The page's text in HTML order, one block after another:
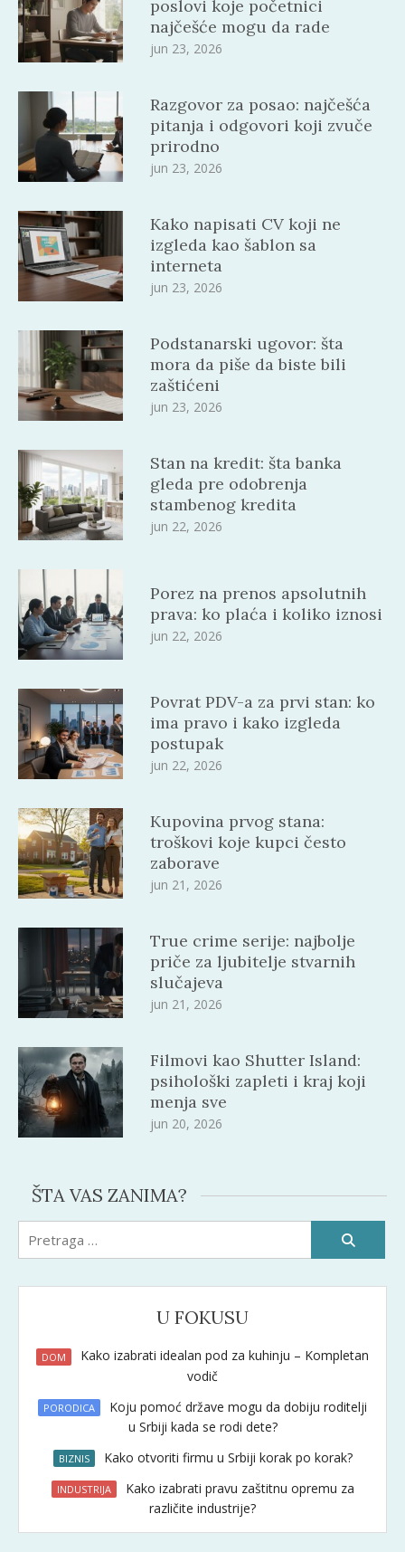
poslovi koje početnici
najčešće mogu da rade
jun 23, 2026
Razgovor za posao: najčešća
pitanja i odgovori koji zvuče
prirodno
jun 23, 2026
Kako napisati CV koji ne
izgleda kao šablon sa
interneta
jun 23, 2026
Podstanarski ugovor: šta
mora da piše da biste bili
zaštićeni
jun 23, 2026
Stan na kredit: šta banka
gleda pre odobrenja
stambenog kredita
jun 22, 2026
Porez na prenos apsolutnih
prava: ko plaća i koliko iznosi
jun 22, 2026
Povrat PDV-a za prvi stan: ko
ima pravo i kako izgleda
postupak
jun 22, 2026
Kupovina prvog stana:
troškovi koje kupci često
zaborave
jun 21, 2026
True crime serije: najbolje
priče za ljubitelje stvarnih
slučajeva
jun 21, 2026
Filmovi kao Shutter Island:
psihološki zapleti i kraj koji
menja sve
jun 20, 2026
ŠTA VAS ZANIMA?
U FOKUSU
DOM
Kako izabrati idealan pod za kuhinju – Kompletan
vodič
PORODICA
Koju pomoć države mogu da dobiju roditelji
u Srbiji kada se rodi dete?
BIZNIS Kako otvoriti firmu u Srbiji korak po korak?
INDUSTRIJA
Kako izabrati pravu zaštitnu opremu za
različite industrije?